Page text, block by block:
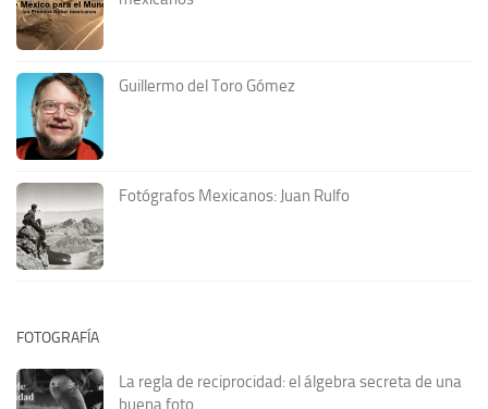
Guillermo del Toro Gómez
Fotógrafos Mexicanos: Juan Rulfo
FOTOGRAFÍA
La regla de reciprocidad: el álgebra secreta de una
buena foto